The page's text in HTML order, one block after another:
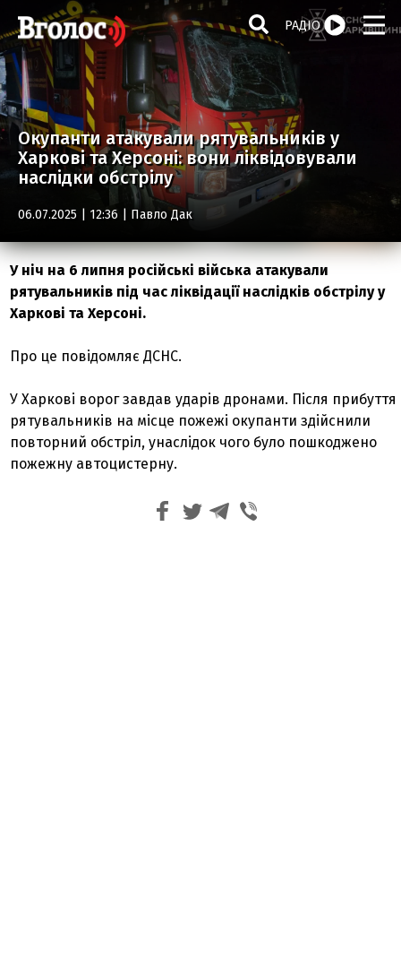
РАДІО
Окупанти атакували рятувальників у
Харкові та Херсоні: вони ліквідовували
наслідки обстрілу
06.07.2025 | 12:36 | Павло Дак
У ніч на 6 липня російські війська атакували
рятувальників під час ліквідації наслідків обстрілу у
Харкові та Херсоні.
Про це повідомляє ДСНС.
У Харкові ворог завдав ударів дронами. Після прибуття
рятувальників на місце пожежі окупанти здійснили
повторний обстріл, унаслідок чого було пошкоджено
пожежну автоцистерну.